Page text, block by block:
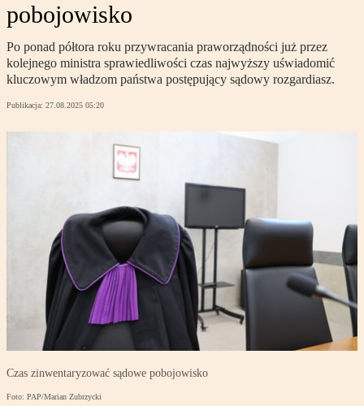
pobojowisko
Po ponad półtora roku przywracania praworządności już przez
kolejnego ministra sprawiedliwości czas najwyższy uświadomić
kluczowym władzom państwa postępujący sądowy rozgardiasz.
Publikacja: 27.08.2025 05:20
Czas zinwentaryzować sądowe pobojowisko
Foto: PAP/Marian Zubrzycki